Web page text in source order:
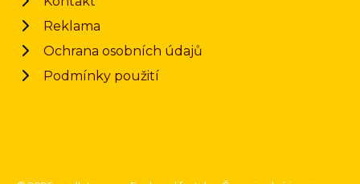
Reklama
Ochrana osobních údajů
Podmínky použití